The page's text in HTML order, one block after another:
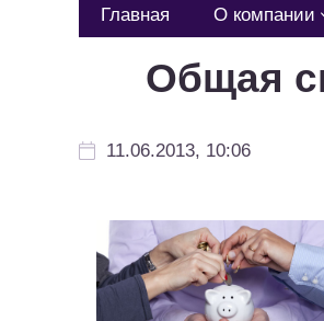
Главная О компании
Общая
11.06.2013, 10:06